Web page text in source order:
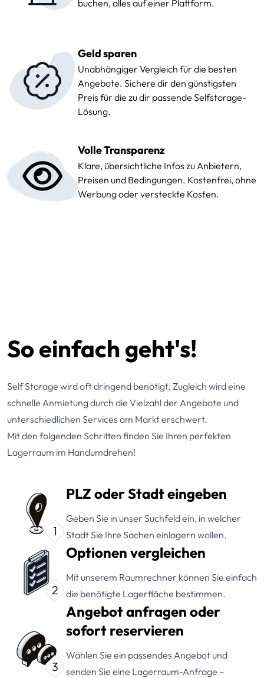
buchen, alles auf einer Plattform.
Geld sparen
Unabhängiger Vergleich für die besten
Angebote. Sichere dir den günstigsten
Preis für die zu dir passende Selfstorage-
Lösung.
Volle Transparenz
Klare, übersichtliche Infos zu Anbietern,
Preisen und Bedingungen. Kostenfrei, ohne
Werbung oder versteckte Kosten.
So einfach geht's!
Self Storage wird oft dringend benötigt. Zugleich wird eine
schnelle Anmietung durch die Vielzahl der Angebote und
unterschiedlichen Services am Markt erschwert.
Mit den folgenden Schritten finden Sie Ihren perfekten
Lagerraum im Handumdrehen!
1
PLZ oder Stadt eingeben
Geben Sie in unser Suchfeld ein, in welcher
Stadt Sie Ihre Sachen einlagern wollen.
2
Optionen vergleichen
Mit unserem Raumrechner können Sie einfach
die benötigte Lagerfläche bestimmen.
3
Angebot anfragen oder
sofort reservieren
Wählen Sie ein passendes Angebot und
senden Sie eine Lagerraum-Anfrage –